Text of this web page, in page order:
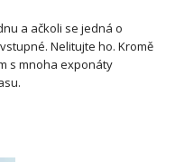
a ačkoli se jedná o
Nelitujte ho. Kromě
s mnoha exponáty